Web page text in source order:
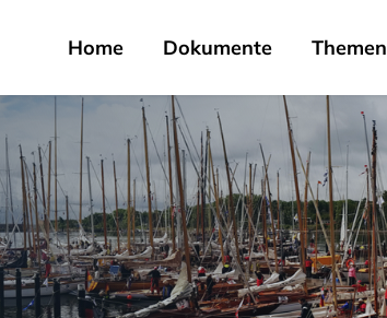
Home Dokumente Themen